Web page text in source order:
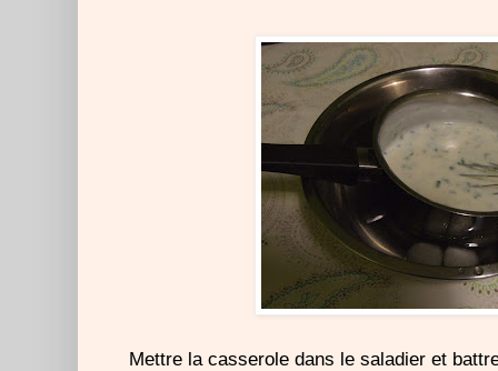
Mettre la casserole dans le saladier et